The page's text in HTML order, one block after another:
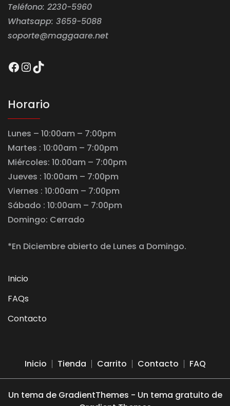
Teléfono: 2230-5960
Whatsapp: 3659-5088
soporte@maggaare.net
Facebook
Instagram
TikTok
Horario
Lunes – 10:00am – 7:00pm
Martes : 10:00am – 7:00pm
Miércoles: 10:00am – 7:00pm
Jueves : 10:00am – 7:00pm
Viernes : 10:00am – 7:00pm
Sábado : 10:00am – 7:00pm
Domingo: Cerrado
*En Diciembre abierto de Lunes a Domingo.
Inicio
FAQs
Contacto
Inicio Tienda Carrito Contacto FAQ
Un tema de GradientThemes - Un tema gratuito de